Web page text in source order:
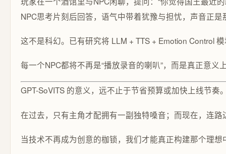
NPC思考片刻后回答，语气中带着犹豫与担忧，声音正
这不是科幻。已有研究将 LLM + TTS + Emotion Control
每一个NPC都将不再是“播放录音的喇叭”，而是真正意义
GPT-SoVITS 的意义，远不止于节省预算或加快上线节
在过去，只有主角才配拥有一副独特嗓音；而现在，连
当技术不再成为创意的枷锁，我们才能真正构建那个理